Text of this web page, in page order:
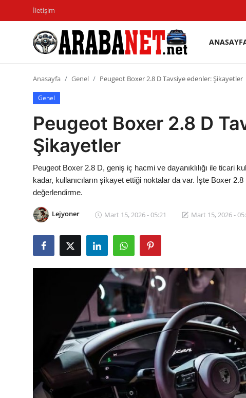
İletişim
Giriş
Kayıt
Anasayfa
İletişim
Araba Markaları
Paketler
Karşılaştırmalar
Kronik Sorunlar
İkinci El & Ekspertiz
Trafik Cezaları & Mevzuat
Ehliyet & Ruhsat İşlemleri
Sigorta & Kasko
Yakıt, LPG & Elektrikli
Anasayfa Genel Peugeot Boxer 2.8 D Tavsiye edenler: Şikayetler
Genel
Peugeot Boxer 2.8 D
Şikayetler
Peugeot Boxer 2.8 D, geniş iç hacmi ve dayanıklılığı ile ticari
kadar, kullanıcıların şikayet ettiği noktalar da var. İşte Boxer
değerlendirme.
Lejyoner Mart 15, 2026 - 05:21 Mart 15, 2026 -